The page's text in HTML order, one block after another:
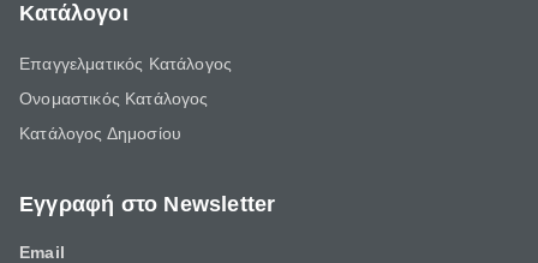
Κατάλογοι
Επαγγελματικός Κατάλογος
Ονομαστικός Κατάλογος
Κατάλογος Δημοσίου
Εγγραφή στο Newsletter
Email